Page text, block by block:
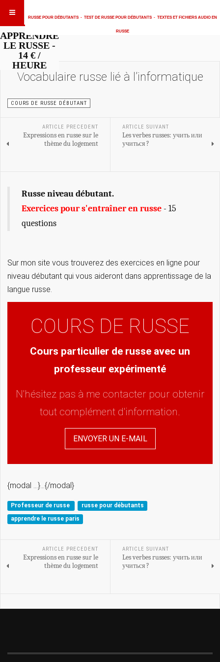
RUSSE POUR DÉBUTANTS - TEST DE RUSSE POUR DÉBUTANTS - TEXTES ET FICHIERS AUDIO EN
RUSSE
APPRENDRE
LE RUSSE -
14 € /
HEURE
Vocabulaire russe lié à l’informatique
COURS DE RUSSE DÉBUTANT
ARTICLE PRECEDENT
Expressions en russe sur le
thème du logement
ARTICLE SUIVANT
Les verbes russes: учить или
учиться ?
Russe niveau débutant.
Exercices pour s'entraîner en russe - 15
questions
Sur mon site vous trouverez des exercices en ligne pour
niveau débutant qui vous aideront dans apprentissage de la
langue russe.
COURS DE RUSSE
Cours particulier de russe avec un
professeur expérimenté
N'hésitez pas à me contacter pour obtenir
tout complément d'information.
ENVOYER UN E-MAIL
{modal ...}...{/modal}
Professeur de russe
russe pour débutants
apprendre le russe paris
ARTICLE PRECEDENT
Expressions en russe sur le
thème du logement
ARTICLE SUIVANT
Les verbes russes: учить или
учиться ?